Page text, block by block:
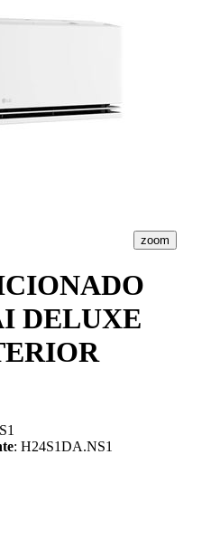
zoom
DELUXE
: H24S1DA.NS1